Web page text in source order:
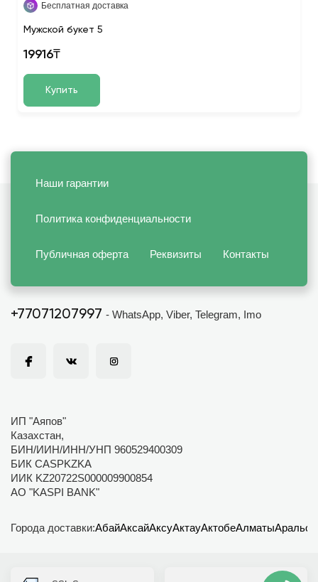
Бесплатная доставка
Мужской букет 5
19916₸
Купить
Наши гарантии
Политика конфиденциальности
Публичная оферта Реквизиты Контакты
+77071207997 - WhatsApp, Viber, Telegram, Imo
ИП "Аяпов"
Казахстан,
БИН/ИИН/ИНН/УНП 960529400309
БИК CASPKZKA
ИИК KZ20722S000009900854
АО "KASPI BANK"
Города доставки:АбайАксайАксуАктауАктобеАлматыАральск